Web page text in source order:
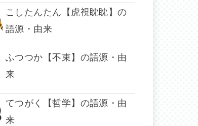
こしたんたん【虎視眈眈】の
語源・由来
ふつつか【不束】の語源・由
来
てつがく【哲学】の語源・由
来